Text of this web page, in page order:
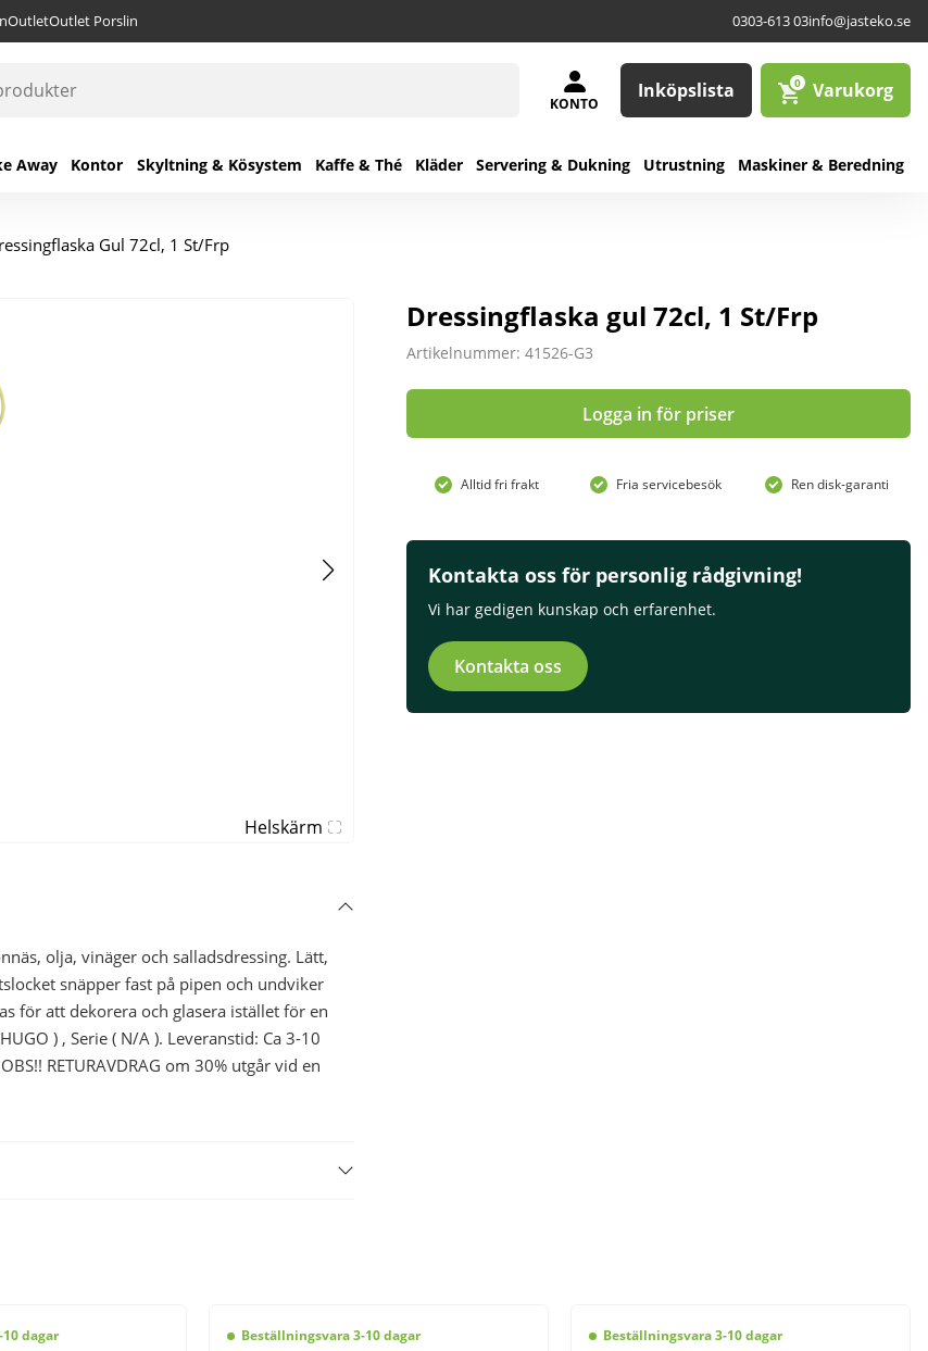
OutletOutlet Porslin 0303-613 03info@jasteko.se
KONTO
Inköpslista 0 Varukorg
Away Kontor Skyltning & Kösystem Kaffe & Thé Kläder Servering & Dukning Utrustning Maskiner & Beredning
Gul 72cl, 1 St/Frp
Helskärm
Dressingflaska gul 72cl, 1 St/Frp
Artikelnummer: 41526-G3
Logga in för priser
Alltid fri frakt Fria servicebesök Ren disk-garanti
Kontakta oss för personlig rådgivning!
Vi har gedigen kunskap och erfarenhet.
Kontakta oss
olja, vinäger och salladsdressing. Lätt,
snäpper fast på pipen och undviker
för att dekorera och glasera istället för en
) , Serie ( N/A ). Leveranstid: Ca 3-10
RETURAVDRAG om 30% utgår vid en
dagar Beställningsvara 3-10 dagar Beställningsvara 3-10 dagar